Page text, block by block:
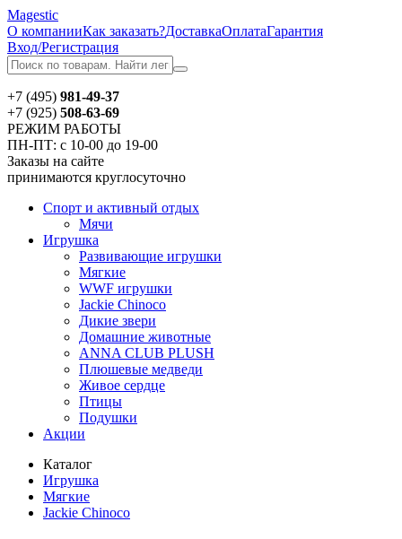
Magestic
О компанииКак заказать?ДоставкаОплатаГарантия
Вход/Регистрация
+7 (495) 981-49-37
+7 (925) 508-63-69
РЕЖИМ РАБОТЫ
ПН-ПТ: с 10-00 до 19-00
Заказы на сайте
принимаются круглосуточно
Спорт и активный отдых
Мячи
Игрушка
Развивающие игрушки
Мягкие
WWF игрушки
Jackie Chinoсo
Дикие звери
Домашние животные
ANNA CLUB PLUSH
Плюшевые медведи
Живое сердце
Птицы
Подушки
Акции
Каталог
Игрушка
Мягкие
Jackie Chinoсo